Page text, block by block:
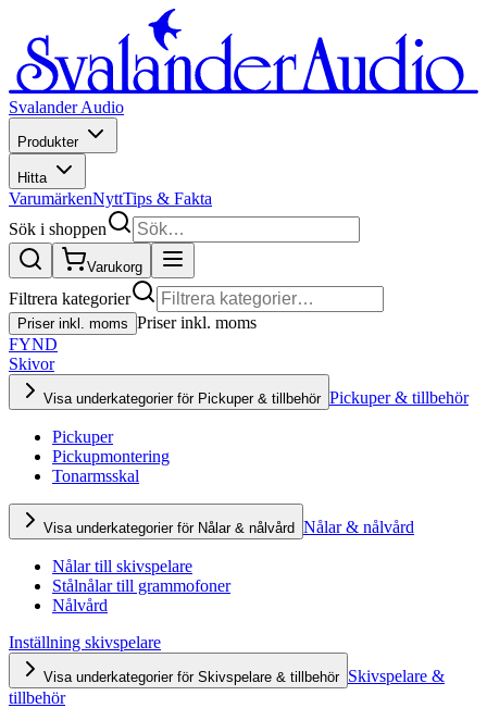
Svalander Audio
Produkter
Hitta
VarumärkenNyttTips & Fakta
Sök i shoppen
Varukorg
Filtrera kategorier
Priser inkl. moms Priser inkl. moms
FYND
Skivor
Visa underkategorier för Pickuper & tillbehör Pickuper & tillbehör
Pickuper
Pickupmontering
Tonarmsskal
Visa underkategorier för Nålar & nålvård Nålar & nålvård
Nålar till skivspelare
Stålnålar till grammofoner
Nålvård
Inställning skivspelare
Visa underkategorier för Skivspelare & tillbehör Skivspelare &
tillbehör